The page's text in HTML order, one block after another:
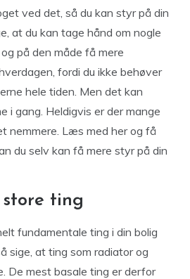
ved det, så du kan styr på din
at du kan tage hånd om nogle
på den måde få mere
fordi du ikke behøver
hele tiden. Men det kan
gang. Heldigvis er der mange
nemmere. Læs med her og få
du selv kan få mere styr på din
ting
fundamentale ting i din bolig
sige, at ting som radiator og
De mest basale ting er derfor